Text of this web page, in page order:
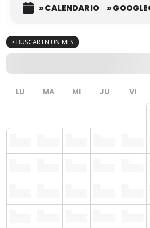
> BUSCAR EN UN MES
LU MA MI JU VI
» CALENDARIO »